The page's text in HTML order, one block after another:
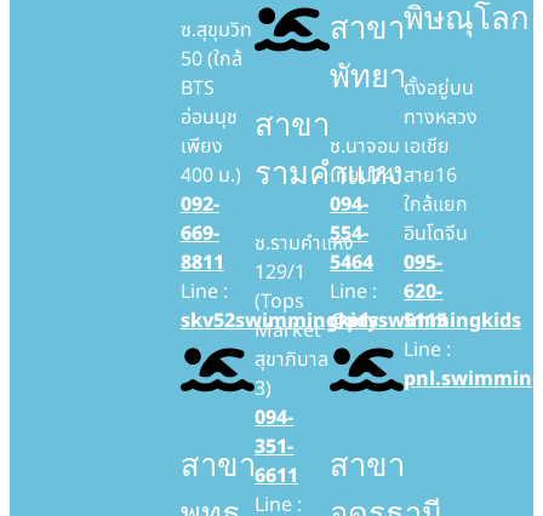
ซ.สุขุมวิท
50 (ใกล้
BTS
อ่อนนุช
เพียง
400 ม.)
092-
669-
8811
Line :
skv52swimmingkids
สาขา
สาขา
รามคำแหง
ซ.รามคำแหง
129/1
(Tops
Market
สุขาภิบาล
3)
094-
351-
6611
Line :
สาขา
พัทยา
ซ.นาจอม
เทียน14
094-
554-
5464
Line :
@ptyswimmingkids
สาขา
พิษณุโลก
ตั้งอยู่บน
ทางหลวง
เอเชีย
สาย16
ใกล้แยก
อินโดจีน
095-
620-
5115
Line :